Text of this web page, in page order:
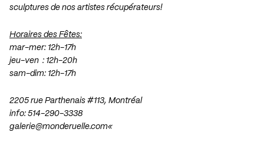
sculptures de nos artistes récupérateurs!
Horaires des Fêtes:
mar-mer: 12h-17h
jeu-ven : 12h-20h
sam-dim: 12h-17h
2205 rue Parthenais #113, Montréal
info: 514-290-3338
galerie@monderuelle.com«